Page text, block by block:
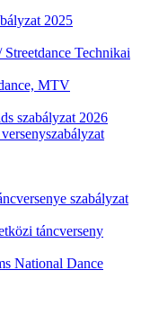
2025
Technikai
MTV
szabályzat 2026
szabályzat
táncverseny
National Dance